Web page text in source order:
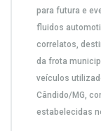
para futura e
fluidos
correlatos,
da frota
veículos
Cândido/MG,
estabelecidas